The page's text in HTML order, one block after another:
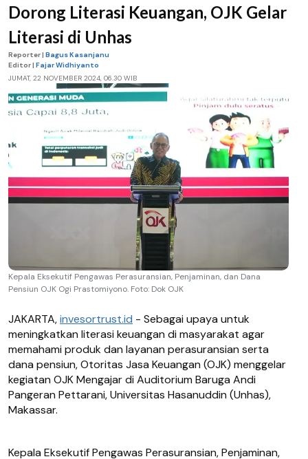
Dorong Literasi Keuangan, OJK Gelar
Literasi di Unhas
Reporter | Bagus Kasanjanu
Editor | Fajar Widhiyanto
JUMAT, 22 NOVEMBER 2024, 06.30 WIB
Kepala Eksekutif Pengawas Perasuransian, Penjaminan, dan Dana
Pensiun OJK Ogi Prastomiyono. Foto: Dok OJK
JAKARTA,invesortrust.id - Sebagai upaya untuk
meningkatkan literasi keuangan di masyarakat agar
memahami produk dan layanan perasuransian serta
dana pensiun, Otoritas Jasa Keuangan (OJK) menggelar
kegiatan OJK Mengajar di Auditorium Baruga Andi
Pangeran Pettarani, Universitas Hasanuddin (Unhas),
Makassar.
Kepala Eksekutif Pengawas Perasuransian, Penjaminan,